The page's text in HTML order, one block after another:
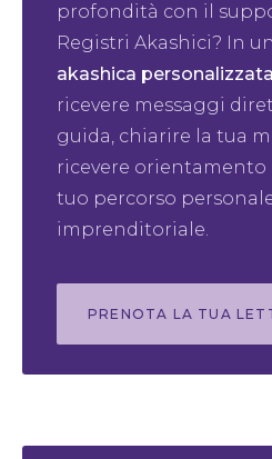
profondità con il
Registri Akashici? In
akashica personalizzata
ricevere messaggi
guida, chiarire la tua
ricevere orientamento
tuo percorso
imprenditoriale.
PRENOTA LA TUA